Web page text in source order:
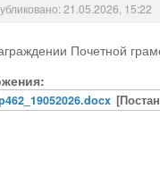
21.05.2026, 15:22
Почетной